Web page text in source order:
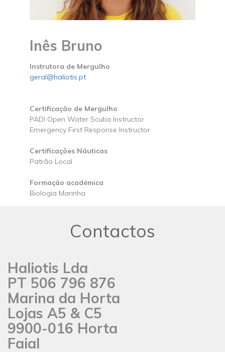
Inês Bruno
Instrutora de Mergulho
geral@haliotis.pt
Certificação de Mergulho
PADI Open Water Scuba Instructor
Emergency First Response Instructor
Certificações Náuticas
Patrão Local
Formação académica
Biologia Marinha
Contactos
Haliotis Lda
PT 506 796 876
Marina da Horta
Lojas A5 & C5
9900-016 Horta
Faial